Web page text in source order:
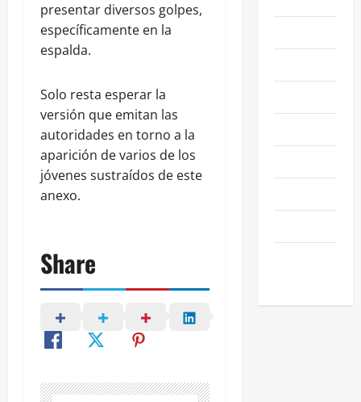
presentar diversos golpes,
específicamente en la
espalda.
Solo resta esperar la
versión que emitan las
autoridades en torno a la
aparición de varios de los
jóvenes sustraídos de este
anexo.
Share